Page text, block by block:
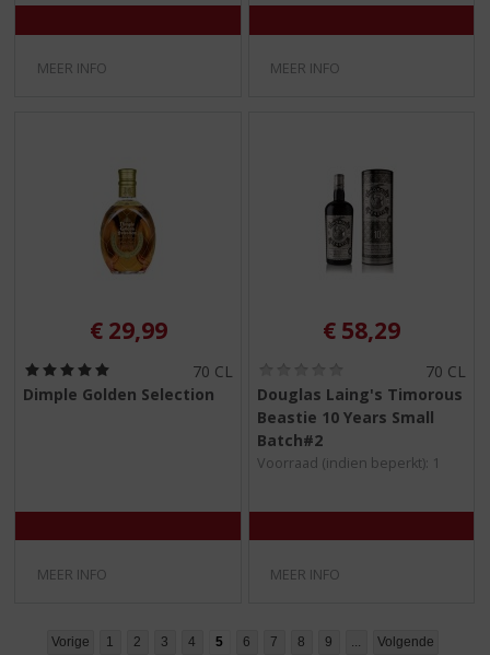
MEER INFO MEER INFO
€ 29,99
,
70 CL
Dimple Golden Selection
MEER INFO
€ 58,29
,
0
)
70 CL
Douglas Laing's Timorous
Beastie 10 Years Small
Batch#2
Voorraad (indien beperkt): 1
MEER INFO
Vorige 1 2 3 4 5 6 7 8 9 ... Volgende